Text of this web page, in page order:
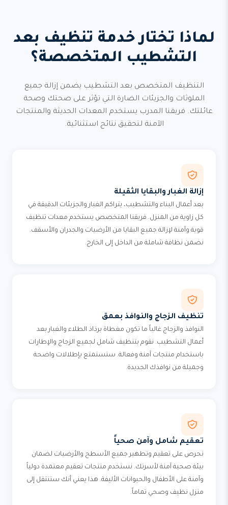
لماذا تختار خدمة تنظيف بعد
التشطيب المتخصصة؟
التنظيف المتخصص بعد التشطيب يضمن إزالة جميع
الملوثات والجزيئات الضارة التي تؤثر على صحتك وصحة
عائلتك. فريقنا المدرب يستخدم المعدات الحديثة والمنتجات
الآمنة لتحقيق نتائج استثنائية.
إزالة الغبار والبقايا الثقيلة
بعد أعمال البناء والتشطيب، يتراكم الغبار والجزيئات الدقيقة في
كل زاوية من المنزل. فريقنا المتخصص يستخدم معدات تنظيف
قوية وآمنة لإزالة جميع البقايا من الأرضيات والجدران والأسقف.
نضمن نظافة شاملة من الداخل إلى الخارج.
تنظيف الزجاج والنوافذ بعمق
النوافذ والزجاج غالباً ما تكون مغطاة برذاذ الطلاء والغبار بعد
أعمال التشطيب. نقوم بتنظيف شامل لجميع الزجاج والإطارات
باستخدام منتجات آمنة وفعالة. ستستمتع بإطلالات واضحة
وجميلة من نوافذك الجديدة.
تعقيم شامل وآمن صحياً
نحرص على تعقيم وتطهير جميع الأسطح والأرضيات لضمان
بيئة صحية آمنة لأسرتك. نستخدم منتجات تعقيم معتمدة دولياً
وآمنة على الأطفال والحيوانات الأليفة. هذا يعني أنك ستنتقل إلى
منزل نظيف وصحي تماماً.